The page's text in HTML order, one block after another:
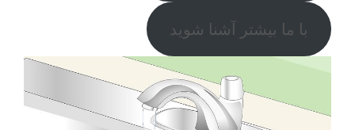
با ما بیشتر آشنا شوید